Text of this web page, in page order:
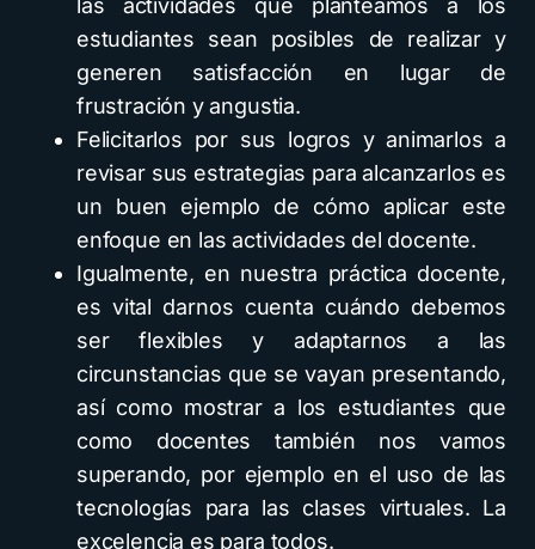
las actividades que planteamos a los
estudiantes sean posibles de realizar y
generen satisfacción en lugar de
frustración y angustia.
Felicitarlos por sus logros y animarlos a
revisar sus estrategias para alcanzarlos es
un buen ejemplo de cómo aplicar este
enfoque en las actividades del docente.
Igualmente, en nuestra práctica docente,
es vital darnos cuenta cuándo debemos
ser flexibles y adaptarnos a las
circunstancias que se vayan presentando,
así como mostrar a los estudiantes que
como docentes también nos vamos
superando, por ejemplo en el uso de las
tecnologías para las clases virtuales. La
excelencia es para todos.